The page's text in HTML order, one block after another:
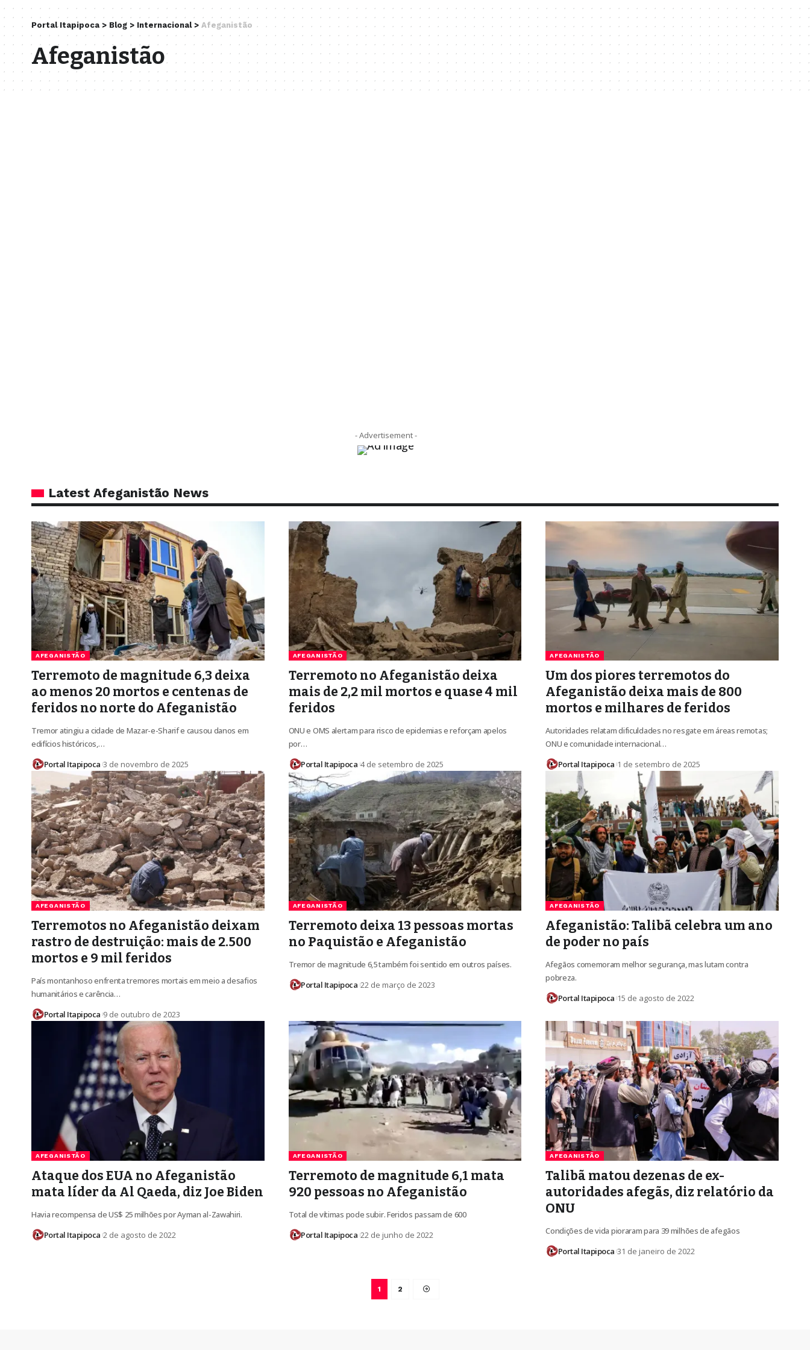
Portal Itapipoca > Blog > Internacional> Afeganistão
Afeganistão
- Advertisement -
Latest Afeganistão News
AFEGANISTÃO
Terremoto de magnitude 6,3 deixa
ao menos 20 mortos e centenas de
feridos no norte do Afeganistão
Tremor atingiu a cidade de Mazar-e-Sharif e causou danos em
edifícios históricos,…
Portal Itapipoca 3 de novembro de 2025
AFEGANISTÃO
Terremoto no Afeganistão deixa
mais de 2,2 mil mortos e quase 4 mil
feridos
ONU e OMS alertam para risco de epidemias e reforçam apelos
por…
Portal Itapipoca 4 de setembro de 2025
AFEGANISTÃO
Um dos piores terremotos do
Afeganistão deixa mais de 800
mortos e milhares de feridos
Autoridades relatam dificuldades no resgate em áreas remotas;
ONU e comunidade internacional…
Portal Itapipoca 1 de setembro de 2025
AFEGANISTÃO
Terremotos no Afeganistão deixam
rastro de destruição: mais de 2.500
mortos e 9 mil feridos
País montanhoso enfrenta tremores mortais em meio a desafios
humanitários e carência…
Portal Itapipoca 9 de outubro de 2023
AFEGANISTÃO
Terremoto deixa 13 pessoas mortas
no Paquistão e Afeganistão
Tremor de magnitude 6,5 também foi sentido em outros países.
Portal Itapipoca 22 de março de 2023
AFEGANISTÃO
Afeganistão: Talibã celebra um ano
de poder no país
Afegãos comemoram melhor segurança, mas lutam contra
pobreza.
Portal Itapipoca 15 de agosto de 2022
AFEGANISTÃO
Ataque dos EUA no Afeganistão
mata líder da Al Qaeda, diz Joe Biden
Havia recompensa de US$ 25 milhões por Ayman al-Zawahiri.
Portal Itapipoca 2 de agosto de 2022
AFEGANISTÃO
Terremoto de magnitude 6,1 mata
920 pessoas no Afeganistão
Total de vítimas pode subir. Feridos passam de 600
Portal Itapipoca 22 de junho de 2022
AFEGANISTÃO
Talibã matou dezenas de ex-
autoridades afegãs, diz relatório da
ONU
Condições de vida pioraram para 39 milhões de afegãos
Portal Itapipoca 31 de janeiro de 2022
1 2